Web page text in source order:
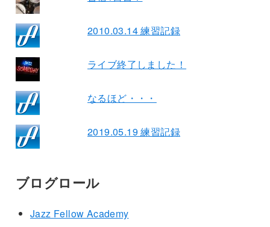
2010.03.14 練習記録
ライブ終了しました！
なるほど・・・
2019.05.19 練習記録
ブログロール
Jazz Fellow Academy